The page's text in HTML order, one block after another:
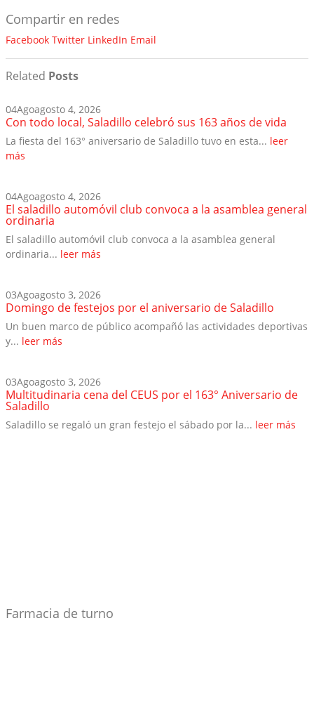
Compartir en redes
Facebook Twitter LinkedIn Email
Related Posts
04Agoagosto 4, 2026
Con todo local, Saladillo celebró sus 163 años de vida
La fiesta del 163° aniversario de Saladillo tuvo en esta... leer
más
04Agoagosto 4, 2026
El saladillo automóvil club convoca a la asamblea general
ordinaria
El saladillo automóvil club convoca a la asamblea general
ordinaria... leer más
03Agoagosto 3, 2026
Domingo de festejos por el aniversario de Saladillo
Un buen marco de público acompañó las actividades deportivas
y... leer más
03Agoagosto 3, 2026
Multitudinaria cena del CEUS por el 163° Aniversario de
Saladillo
Saladillo se regaló un gran festejo el sábado por la... leer más
Farmacia de turno